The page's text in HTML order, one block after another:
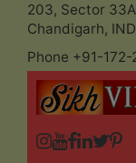
203, Sector
Chandigarh,
Phone +91-